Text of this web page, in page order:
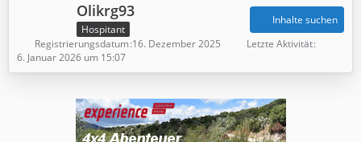
Olikrg93
Hospitant
Inhalte suchen
Registrierungsdatum 16. Dezember 2025
Letzte Aktivität
6. Januar 2026 um 15:07